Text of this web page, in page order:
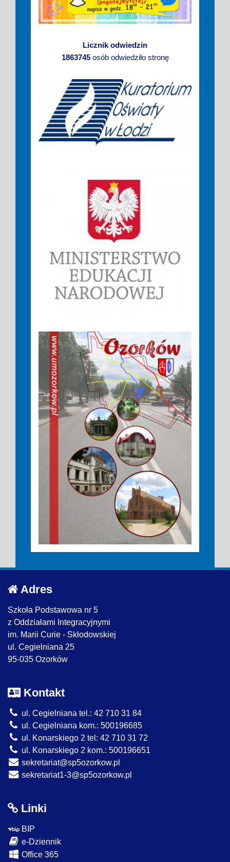
Licznik odwiedzin
1863745osób odwiedziło stronę
Adres
Szkoła Podstawowa nr 5
z Oddziałami Integracyjnymi
im. Marii Curie - Skłodowskiej
ul. Cegielniana 25
95-035 Ozorków
Kontakt
ul. Cegielniana tel.: 42 710 31 84
ul. Cegielniana kom.: 500196685
ul. Konarskiego 2 tel: 42 710 31 72
ul. Konarskiego 2 kom.: 500196651
sekretariat@sp5ozorkow.pl
sekretariat1-3@sp5ozorkow.pl
Linki
BIP
e-Dziennik
Office 365